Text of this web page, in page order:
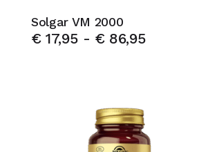
Solgar VM 2000
€17,95 - €86,95